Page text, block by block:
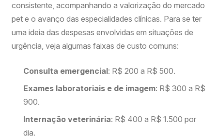
consistente, acompanhando a valorização do mercado
pet e o avanço das especialidades clínicas. Para se ter
uma ideia das despesas envolvidas em situações de
urgência, veja algumas faixas de custo comuns:
Consulta emergencial: R$ 200 a R$ 500.
Exames laboratoriais e de imagem: R$ 300 a R$
900.
Internação veterinária: R$ 400 a R$ 1.500 por
dia.